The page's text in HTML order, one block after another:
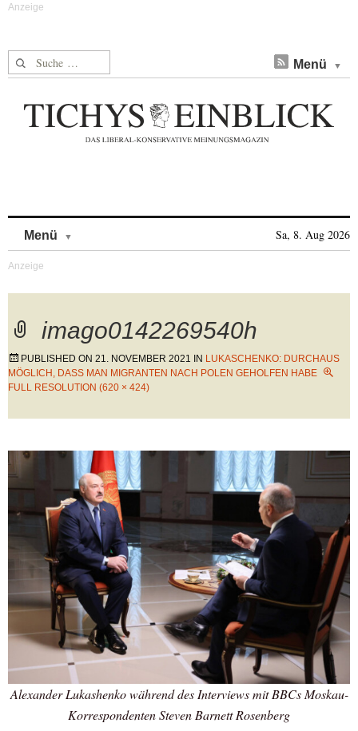
Suche nach: Menü
Menü Sa, 8. Aug 2026
imago0142269540h
PUBLISHED ON 21. NOVEMBER 2021 IN LUKASCHENKO: DURCHAUS
MÖGLICH, DASS MAN MIGRANTEN NACH POLEN GEHOLFEN HABE
FULL RESOLUTION (620 × 424)
Alexander Lukashenko während des Interviews mit BBCs Moskau-
Korrespondenten Steven Barnett Rosenberg